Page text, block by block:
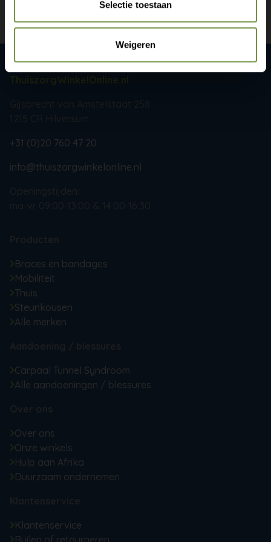
Selectie toestaan
Weigeren
+31 (0)20 760 47 20
info@thuiszorgwinkelonline.nl
Braces en bandages
Mobiliteit
Thuis
Steunkousen
Alle merken
Carpaal Tunnel Syndroom
Alle aandoeningen / blessures
Over ons
Onze winkels
Hulp aan Afrika
Duurzaam ondernemen
Klantenservice
Ruilen of retourneren